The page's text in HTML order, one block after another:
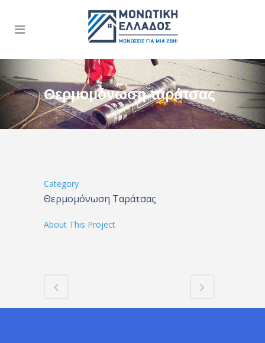
Θερμομόνωση ταράτσας
Category
Θερμομόνωση Ταράτσας
About This Project